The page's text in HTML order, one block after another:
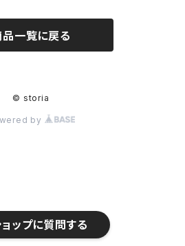
ップに質問する
）
入り水晶）
品一覧に戻る
© storia
by